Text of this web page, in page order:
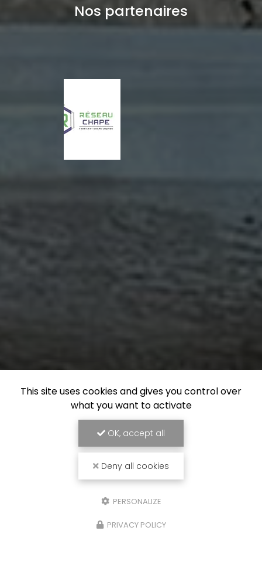
Nos partenaires
This site uses cookies and gives you control over
what you want to activate
OK, accept all
Deny all cookies
PERSONALIZE
PRIVACY POLICY